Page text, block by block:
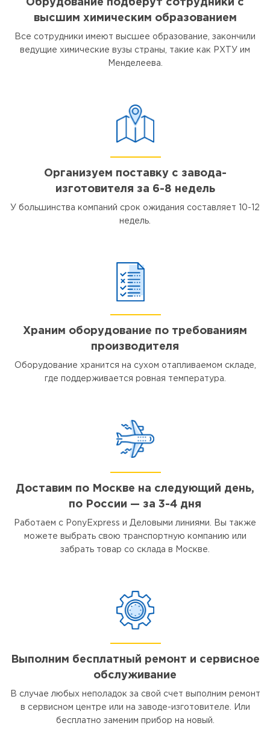
Обрудование подберут сотрудники с
высшим химическим образованием
Все сотрудники имеют высшее образование, закончили
ведущие химические вузы страны, такие как РХТУ им
Менделеева.
Организуем поставку с завода-
изготовителя за 6-8 недель
У большинства компаний срок ожидания составляет 10-12
недель.
Храним оборудование по требованиям
производителя
Оборудование хранится на сухом отапливаемом складе,
где поддерживается ровная температура.
Доставим по Москве на следующий день,
по России — за 3-4 дня
Работаем с PonyExpress и Деловыми линиями. Вы также
можете выбрать свою транспортную компанию или
забрать товар со склада в Москве.
Выполним бесплатный ремонт и сервисное
обслуживание
В случае любых неполадок за свой счет выполним ремонт
в сервисном центре или на заводе-изготовителе. Или
бесплатно заменим прибор на новый.